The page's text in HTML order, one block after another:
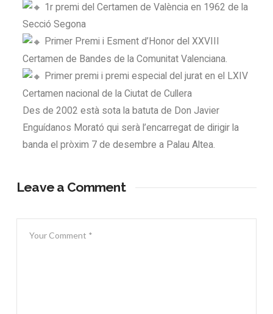
1r premi del Certamen de València en 1962 de la
Secció Segona
Primer Premi i Esment d’Honor del XXVIII
Certamen de Bandes de la Comunitat Valenciana.
Primer premi i premi especial del jurat en el LXIV
Certamen nacional de la Ciutat de Cullera
Des de 2002 està sota la batuta de Don Javier
Enguídanos Morató qui serà l’encarregat de dirigir la
banda el pròxim 7 de desembre a Palau Altea.
Leave a Comment